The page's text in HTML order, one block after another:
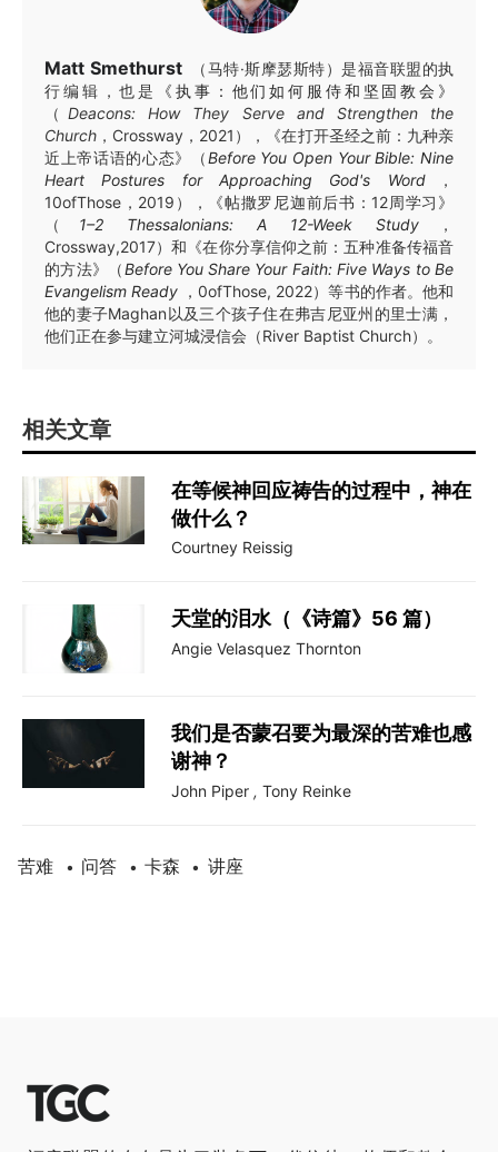
Matt Smethurst
（马特·斯摩瑟斯特）是福音联盟的执
行编辑，也是
《执事：他们如何服侍和坚固教会》
（Deacons: How They Serve and Strengthen the
Church ，Crossway，2021），《在打开圣经之前：九种亲
近上帝话语的心态》（Before You Open Your Bible: Nine
Heart Postures for Approaching God's Word，
10ofThose，2019），《帖撒罗尼迦前后书：12周学习》
（ 1–2 Thessalonians: A 12-Week Study ，
Crossway,2017）和《在你分享信仰之前：五种准备传福音
的方法》（Before You Share Your Faith: Five Ways to Be
Evangelism Ready ，0ofThose, 2022）等书的作者。他和
他的妻子Maghan以及三个孩子住在弗吉尼亚州的里士满，
他们正在参与建立河城浸信会（River Baptist Church）。
相关文章
在等候神回应祷告的过程中，神在
做什么？
Courtney Reissig
天堂的泪水（《诗篇》56 篇）
Angie Velasquez Thornton
我们是否蒙召要为最深的苦难也感
谢神？
John Piper , Tony Reinke
苦难 • 问答 • 卡森 • 讲座